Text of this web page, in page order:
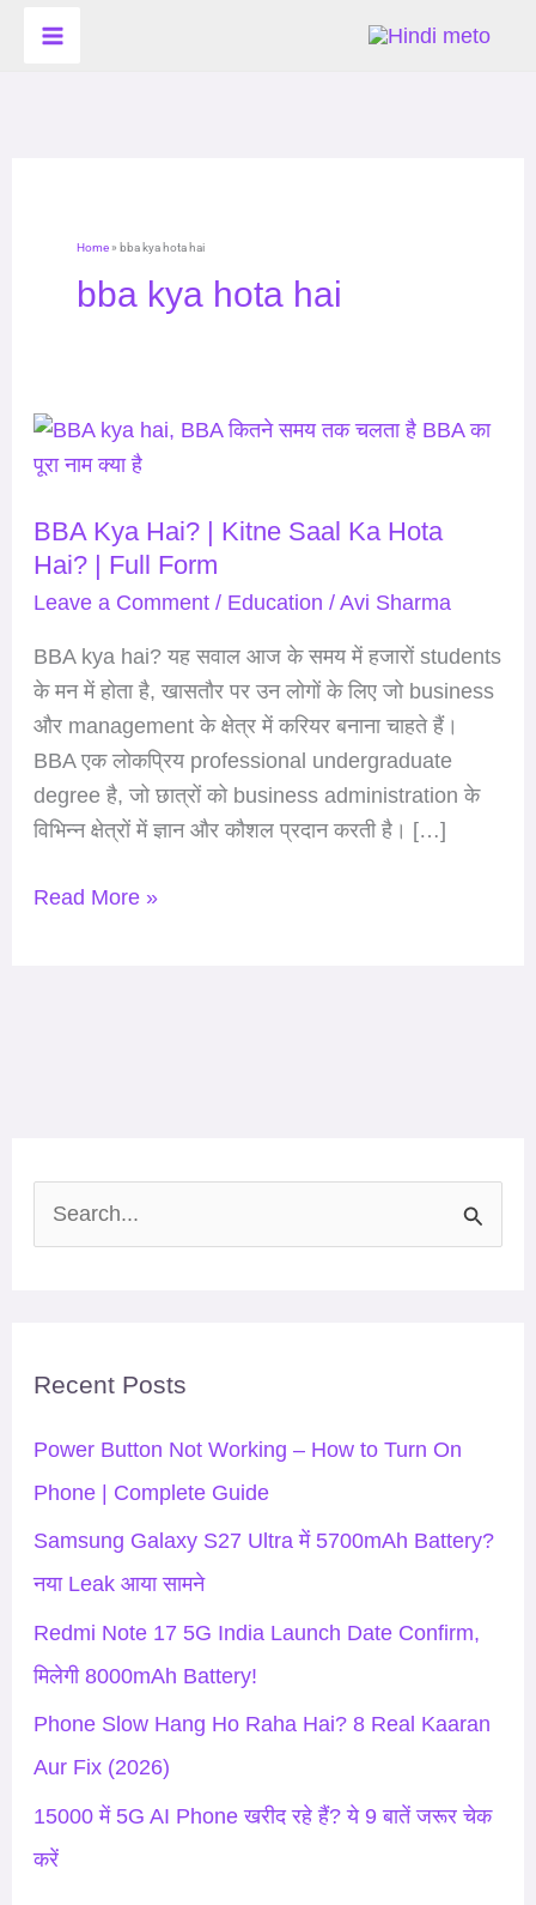
Home» bba kya hota hai
bba kya hota hai
BBA Kya Hai? | Kitne Saal Ka Hota
Hai? | Full Form
Leave a Comment / Education / Avi Sharma
BBA kya hai? यह सवाल आज के समय में हजारों students
के मन में होता है, खासतौर पर उन लोगों के लिए जो business
और management के क्षेत्र में करियर बनाना चाहते हैं।
BBA एक लोकप्रिय professional undergraduate
degree है, जो छात्रों को business administration के
विभिन्न क्षेत्रों में ज्ञान और कौशल प्रदान करती है। […]
BBA
Kya
|
Kitne
Saal
Form
Read More »
c
h
f
Recent Posts
Power Button Not Working – How to Turn On
Phone | Complete Guide
Samsung Galaxy S27 Ultra में 5700mAh Battery?
नया Leak आया सामने
Redmi Note 17 5G India Launch Date Confirm,
मिलेगी 8000mAh Battery!
Phone Slow Hang Ho Raha Hai? 8 Real Kaaran
Aur Fix (2026)
15000 में 5G AI Phone खरीद रहे हैं? ये 9 बातें जरूर चेक
करें